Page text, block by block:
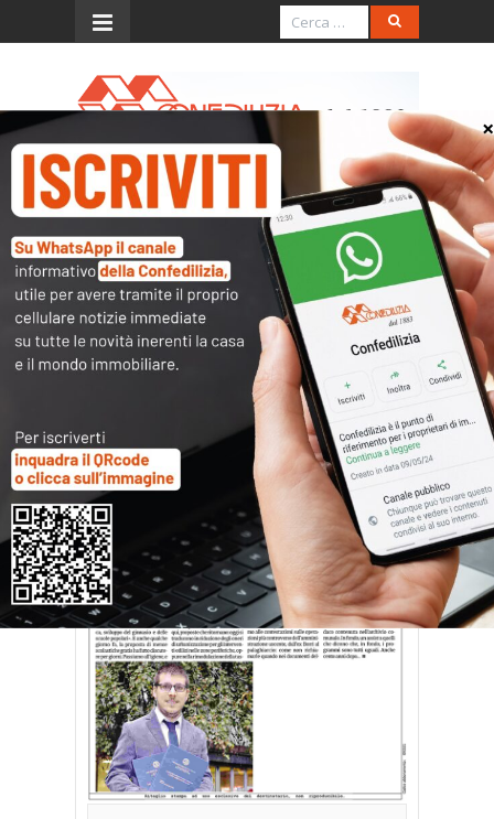
Menu
La Provincia di Varese –
8.6.2016 – Cosa c’era nei
programmi elettorali di
cent’anni fa?